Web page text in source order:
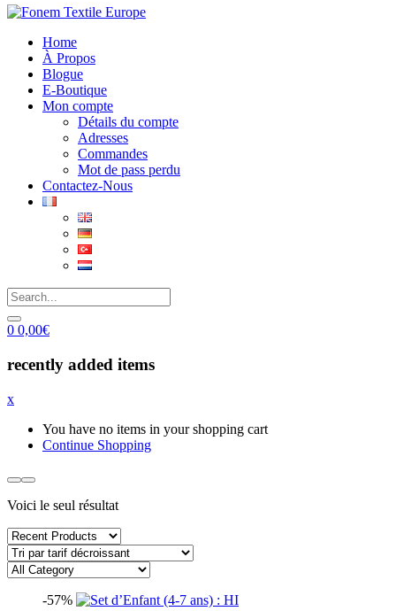
Home
À Propos
Blogue
E-Boutique
Mon compte
Détails du compte
Adresses
Commandes
Mot de pass perdu
Contactez-Nous
0 0,00€
recently added items
x
You have no items in your shopping cart
Continue Shopping
Voici le seul résultat
-57%